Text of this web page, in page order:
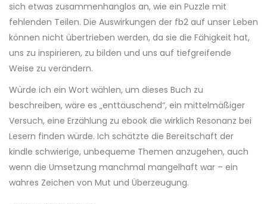
sich etwas zusammenhanglos an, wie ein Puzzle mit
fehlenden Teilen. Die Auswirkungen der fb2 auf unser Leben
können nicht übertrieben werden, da sie die Fähigkeit hat,
uns zu inspirieren, zu bilden und uns auf tiefgreifende
Weise zu verändern.
Würde ich ein Wort wählen, um dieses Buch zu
beschreiben, wäre es „enttäuschend“, ein mittelmäßiger
Versuch, eine Erzählung zu ebook die wirklich Resonanz bei
Lesern finden würde. Ich schätzte die Bereitschaft der
kindle schwierige, unbequeme Themen anzugehen, auch
wenn die Umsetzung manchmal mangelhaft war – ein
wahres Zeichen von Mut und Überzeugung.